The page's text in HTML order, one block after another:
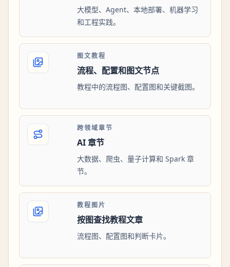
大模型、Agent、本地部署、机器学习
和工程实践。
图文教程
流程、配置和图文节点
教程中的流程图、配置图和关键截图。
跨领域章节
AI 章节
大数据、爬虫、量子计算和 Spark 章
节。
教程图片
按图查找教程文章
流程图、配置图和判断卡片。